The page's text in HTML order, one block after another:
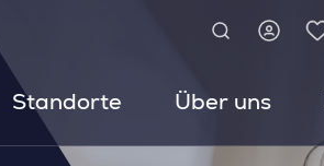
Standorte Über uns